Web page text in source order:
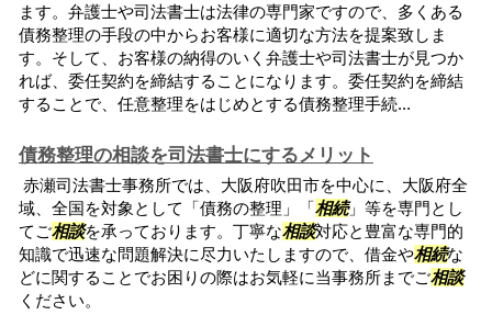
ます。弁護士や司法書士は法律の専門家ですので、多くある
債務整理の手段の中からお客様に適切な方法を提案致しま
す。そして、お客様の納得のいく弁護士や司法書士が見つか
れば、委任契約を締結することになります。委任契約を締結
することで、任意整理をはじめとする債務整理手続...
債務整理の相談を司法書士にするメリット
赤瀬司法書士事務所では、大阪府吹田市を中心に、大阪府全
域、全国を対象として「債務の整理」「相続」等を専門とし
てご相談を承っております。丁寧な相談対応と豊富な専門的
知識で迅速な問題解決に尽力いたしますので、借金や相続な
どに関することでお困りの際はお気軽に当事務所までご相談
ください。